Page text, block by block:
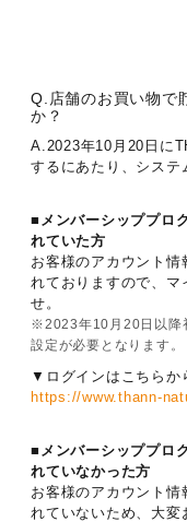
Q.店舗のお買い物で
か？
A.2023年10月20日に
するにあたり、システ
■メンバーシッププロ
れていた方
お客様のアカウント情
れておりますので、マ
せ。
※2023年10月20日以降
設定が必要となります。
▼ログインはこちらか
https://www.thann-
■メンバーシッププロ
れていなかった方
お客様のアカウント情
れていないため、大変